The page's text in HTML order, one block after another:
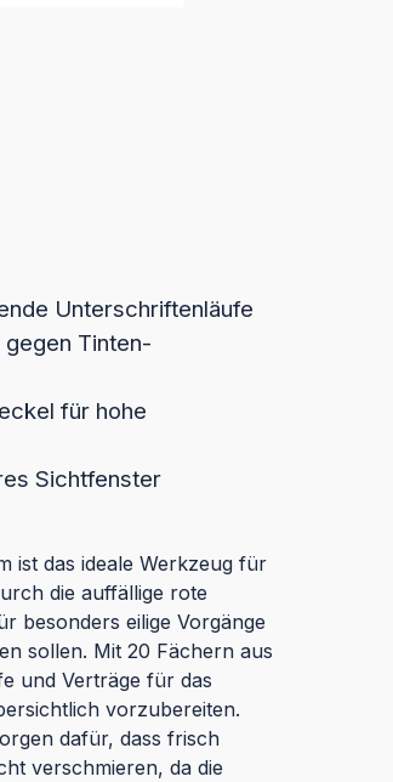
Unterschriftenläufe
Tinten-
für hohe
Sichtfenster
ist das ideale Werkzeug für
die auffällige rote
besonders eilige Vorgänge
sollen. Mit 20 Fächern aus
und Verträge für das
vorzubereiten.
dafür, dass frisch
verschmieren, da die